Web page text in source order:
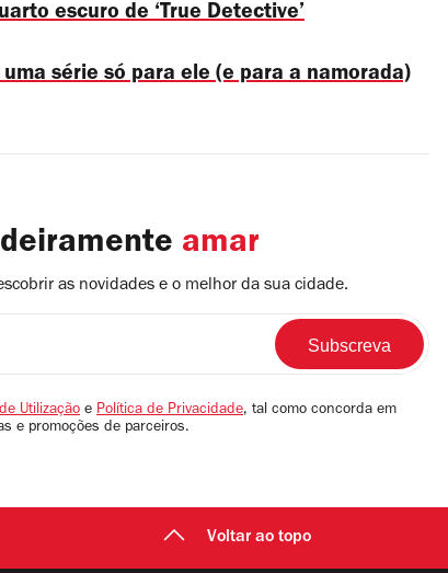
escuro de ‘True Detective’
série só para ele (e para a namorada)
amar
as novidades e o melhor da sua cidade.
Utilização e Política de Privacidade, tal como concorda em
e promoções de parceiros.
Voltar ao topo